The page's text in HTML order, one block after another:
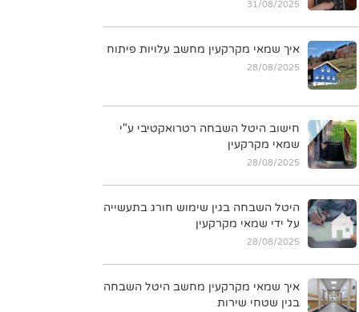
31/08/2025
איך שמאי מקרקעין מחשב עלויות פיתוח
28/08/2025
חישוב היטל השבחה רטרואקטיבי ע"י
שמאי מקרקעין
28/08/2025
היטל השבחה בגין שימוש חורג בתעשייה
על ידי שמאי מקרקעין
28/08/2025
איך שמאי מקרקעין מחשב היטל השבחה
בגין שטחי שירות